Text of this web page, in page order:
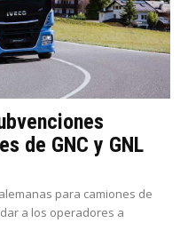
de GNC y GNL
para camiones de
a los operadores a